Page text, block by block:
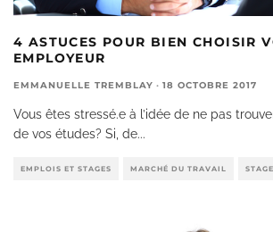
4 ASTUCES POUR BIEN CHOISIR
EMPLOYEUR
EMMANUELLE TREMBLAY · 18 OCTOBRE 2017
Vous êtes stressé.e à l’idée de ne pas
de vos études? Si, de...
EMPLOIS ET STAGES MARCHÉ DU TRAVAIL